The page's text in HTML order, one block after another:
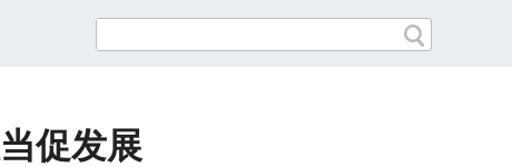
促发展